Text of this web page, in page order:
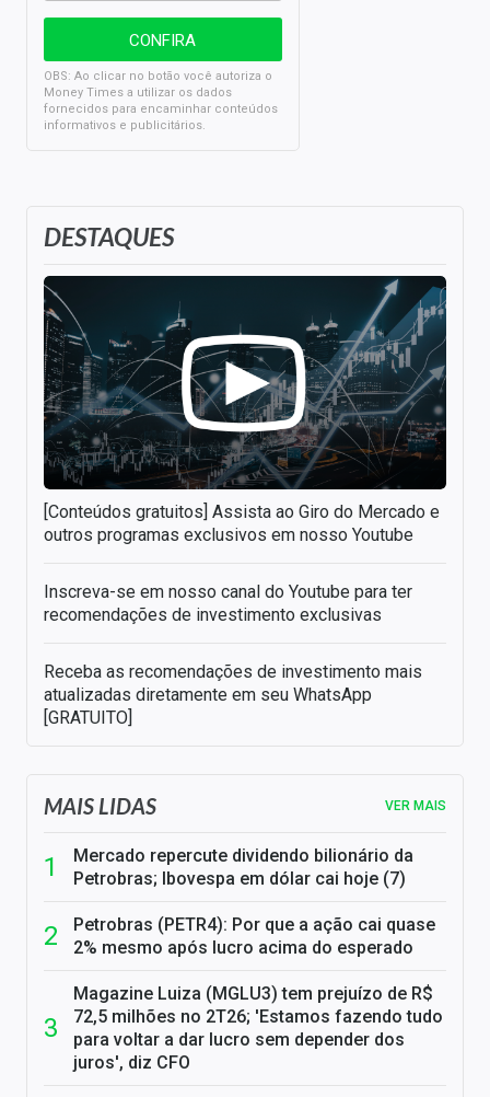
DESTAQUES
[Conteúdos gratuitos] Assista ao Giro do Mercado e
outros programas exclusivos em nosso Youtube
Inscreva-se em nosso canal do Youtube para ter
recomendações de investimento exclusivas
Receba as recomendações de investimento mais
atualizadas diretamente em seu WhatsApp
[GRATUITO]
OBS: Ao clicar no botão você autoriza o
Money Times a utilizar os dados
fornecidos para encaminhar conteúdos
informativos e publicitários.
MAIS LIDAS VER MAIS
Mercado repercute dividendo bilionário da
Petrobras; Ibovespa em dólar cai hoje (7)
Petrobras (PETR4): Por que a ação cai quase
2% mesmo após lucro acima do esperado
Magazine Luiza (MGLU3) tem prejuízo de R$
72,5 milhões no 2T26; 'Estamos fazendo tudo
para voltar a dar lucro sem depender dos
juros', diz CFO